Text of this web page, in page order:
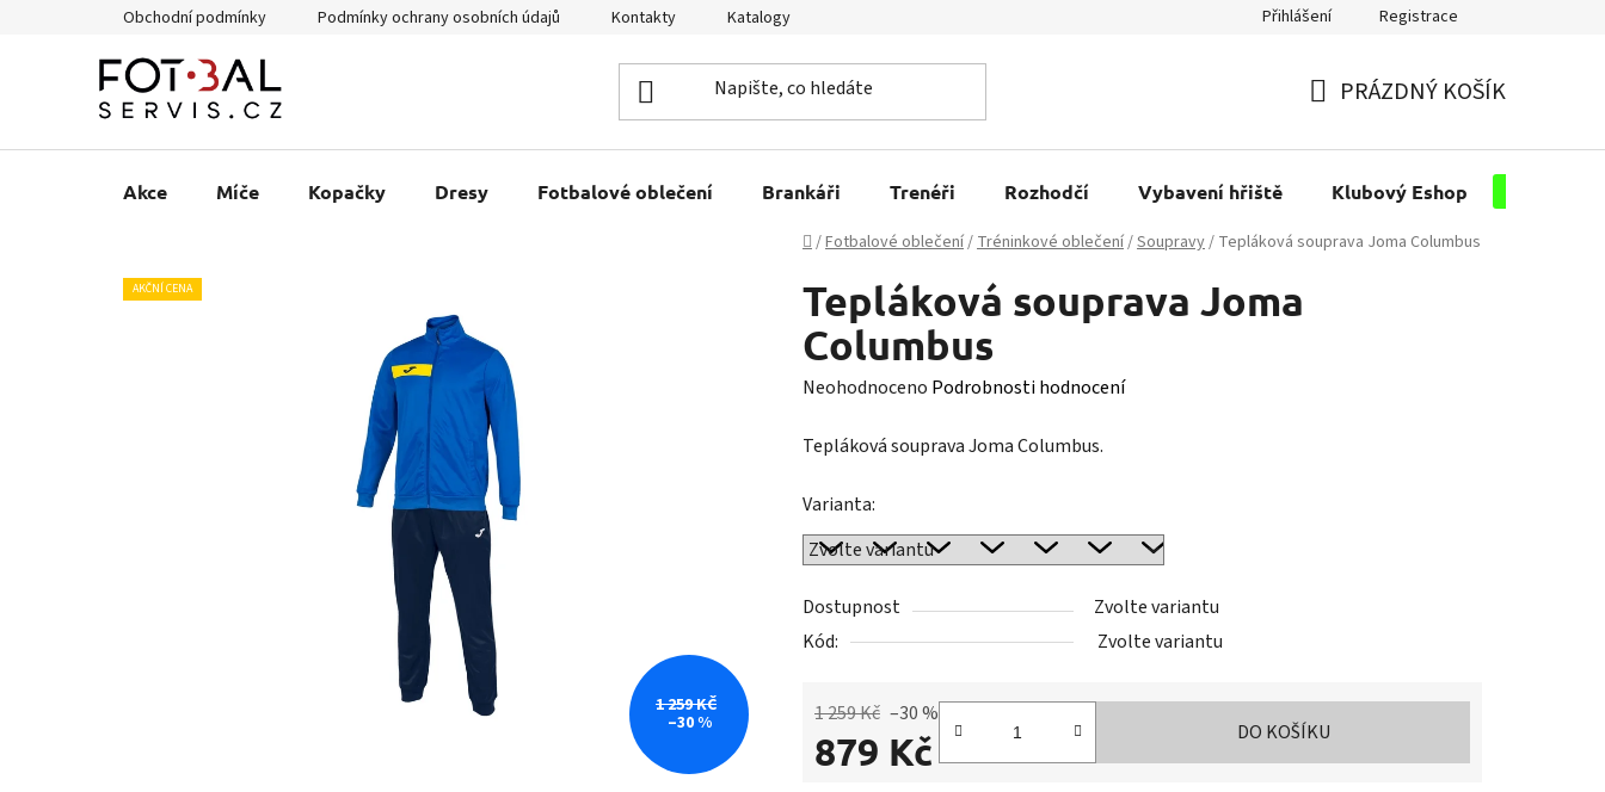
Obchodní podmínky Podmínky ochrany osobních údajů Kontakty Katalogy Přihlášení Registrace
KOŠÍK
PRÁZDNÝ KOŠÍK
Akce Míče Kopačky Dresy Fotbalové oblečení Brankáři Trenéři Rozhodčí Vybavení hřiště Klubový Eshop
Domů
/Fotbalové oblečení/Tréninkové oblečení/Soupravy/ Tepláková souprava Joma Columbus
Tepláková souprava Joma
Columbus
Průměrné
produktu
0,0
z
hvězdiček.
Neohodnoceno Podrobnosti hodnocení
Tepláková souprava Joma Columbus.
Varianta:
Dostupnost
Zvolte variantu
Kód:
Zvolte variantu
1 259 Kč –30 %
879 Kč DO KOŠÍKU
AKČNÍ CENA
1 259 KČ
–30 %